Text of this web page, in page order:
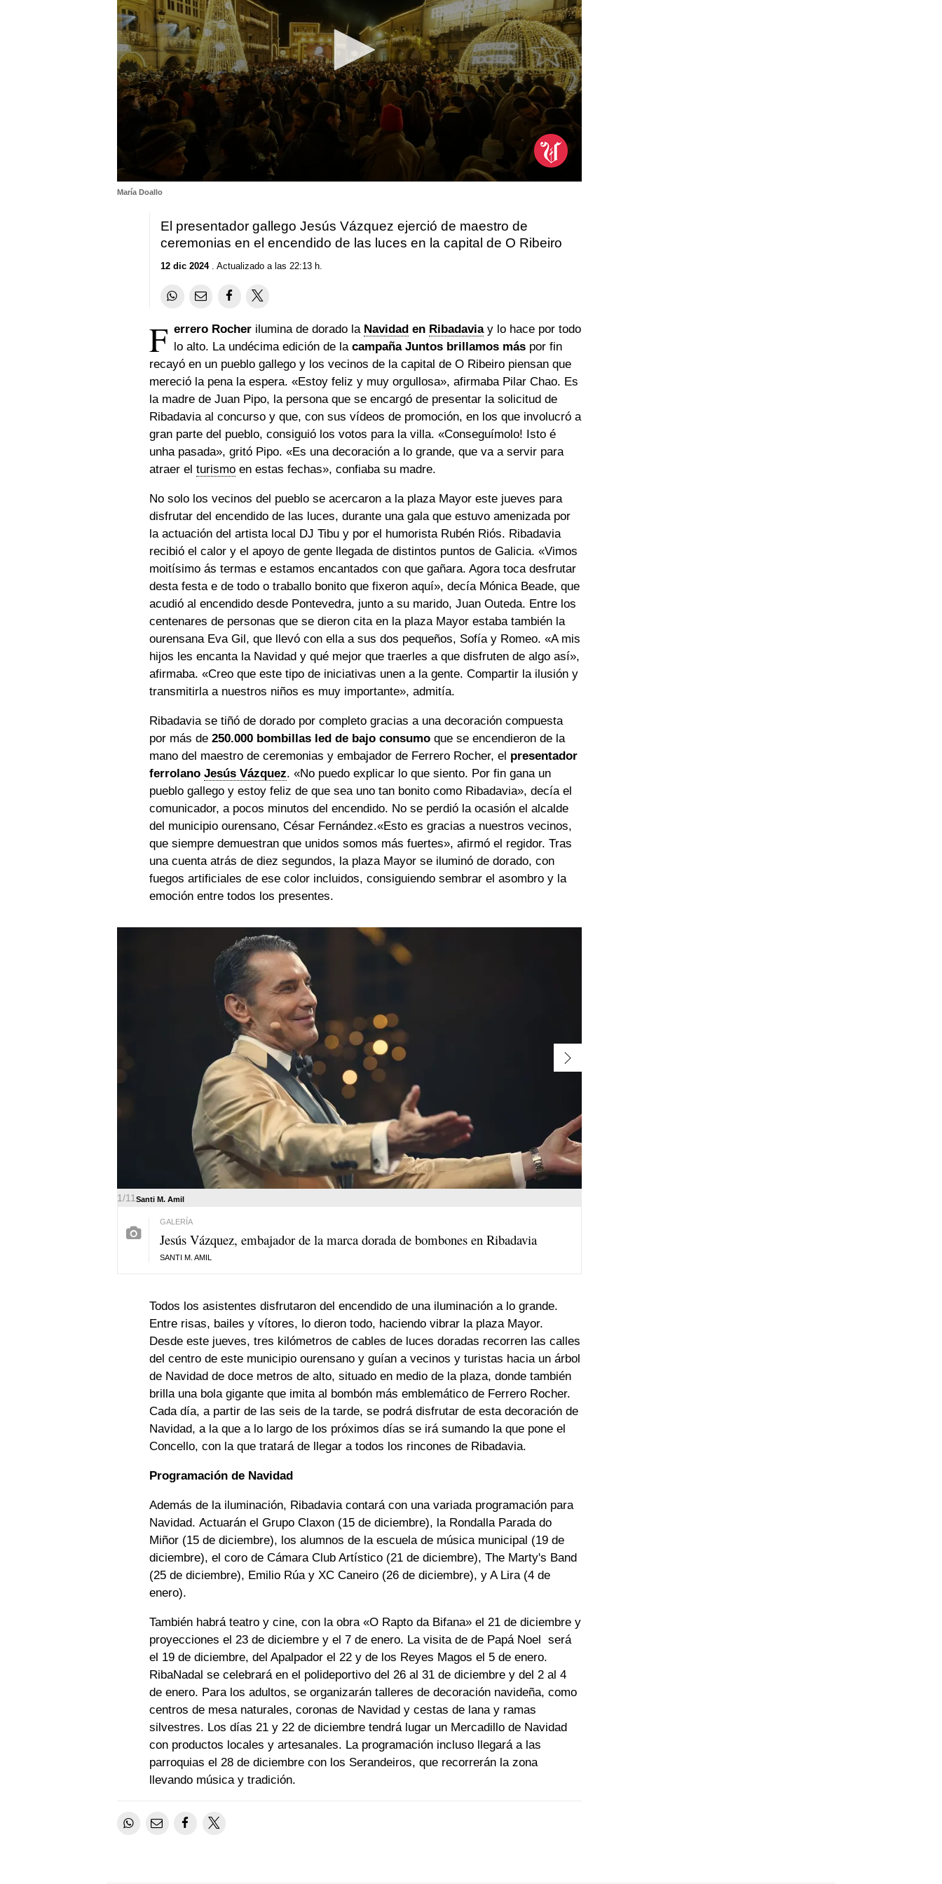
seconds
Volume
María Doallo
El presentador gallego Jesús Vázquez ejerció de maestro de
ceremonias en el encendido de las luces en la capital de O Ribeiro
12 dic 2024. Actualizado a las 22:13 h.
F errero Rocher ilumina de dorado la Navidad en Ribadavia y lo hace por todo
lo alto. La undécima edición de lacampaña Juntos brillamos más por fin
recayó en un pueblo gallego y los vecinos de la capital de O Ribeiro piensan que
mereció la pena la espera. «Estoy feliz y muy orgullosa», afirmaba Pilar Chao. Es
la madre de Juan Pipo, la persona que se encargó de presentar la solicitud de
Ribadavia al concurso y que, con sus vídeos de promoción, en los que involucró a
gran parte del pueblo, consiguió los votos para la villa. «Conseguímolo! Isto é
unha pasada», gritó Pipo. «Es una decoración a lo grande, que va a servir para
atraer elturismo en estas fechas», confiaba su madre.
No solo los vecinos del pueblo se acercaron a la plaza Mayor este jueves para
disfrutar del encendido de las luces, durante una gala que estuvo amenizada por
la actuación del artista local DJ Tibu y por el humorista Rubén Riós. Ribadavia
recibió el calor y el apoyo de gente llegada de distintos puntos de Galicia. «Vimos
moitísimo ás termas e estamos encantados con que gañara. Agora toca desfrutar
desta festa e de todo o traballo bonito que fixeron aquí», decía Mónica Beade, que
acudió al encendido desde Pontevedra, junto a su marido, Juan Outeda. Entre los
centenares de personas que se dieron cita en la plaza Mayor estaba también la
ourensana Eva Gil, que llevó con ella a sus dos pequeños, Sofía y Romeo. «A mis
hijos les encanta la Navidad y qué mejor que traerles a que disfruten de algo así»,
afirmaba. «Creo que este tipo de iniciativas unen a la gente. Compartir la ilusión y
transmitirla a nuestros niños es muy importante», admitía.
Ribadavia se tiñó de dorado por completo gracias a una decoración compuesta
por más de250.000 bombillas led de bajo consumo que se encendieron de la
mano del maestro de ceremonias y embajador de Ferrero Rocher, el presentador
ferrolanoJesús Vázquez. «No puedo explicar lo que siento. Por fin gana un
pueblo gallego y estoy feliz de que sea uno tan bonito como Ribadavia», decía el
comunicador, a pocos minutos del encendido. No se perdió la ocasión el alcalde
del municipio ourensano, César Fernández.«Esto es gracias a nuestros vecinos,
que siempre demuestran que unidos somos más fuertes», afirmó el regidor. Tras
una cuenta atrás de diez segundos, la plaza Mayor se iluminó de dorado, con
fuegos artificiales de ese color incluidos, consiguiendo sembrar el asombro y la
emoción entre todos los presentes.
1/11 Santi M. Amil
Jesús Vázquez, embajador de la marca dorada de bombones en Ribadavia
SANTI M. AMIL
Todos los asistentes disfrutaron del encendido de una iluminación a lo grande.
Entre risas, bailes y vítores, lo dieron todo, haciendo vibrar la plaza Mayor.
Desde este jueves, tres kilómetros de cables de luces doradas recorren las calles
del centro de este municipio ourensano y guían a vecinos y turistas hacia un árbol
de Navidad de doce metros de alto, situado en medio de la plaza, donde también
brilla una bola gigante que imita al bombón más emblemático de Ferrero Rocher.
Cada día, a partir de las seis de la tarde, se podrá disfrutar de esta decoración de
Navidad, a la que a lo largo de los próximos días se irá sumando la que pone el
Concello, con la que tratará de llegar a todos los rincones de Ribadavia.
Programación de Navidad
Además de la iluminación, Ribadavia contará con una variada programación para
Navidad. Actuarán el Grupo Claxon (15 de diciembre), la Rondalla Parada do
Miñor (15 de diciembre), los alumnos de la escuela de música municipal (19 de
diciembre), el coro de Cámara Club Artístico (21 de diciembre), The Marty's Band
(25 de diciembre), Emilio Rúa y XC Caneiro (26 de diciembre), y A Lira (4 de
enero).
También habrá teatro y cine, con la obra «O Rapto da Bifana» el 21 de diciembre y
proyecciones el 23 de diciembre y el 7 de enero. La visita de de Papá Noel será
el 19 de diciembre, del Apalpador el 22 y de los Reyes Magos el 5 de enero.
RibaNadal se celebrará en el polideportivo del 26 al 31 de diciembre y del 2 al 4
de enero. Para los adultos, se organizarán talleres de decoración navideña, como
centros de mesa naturales, coronas de Navidad y cestas de lana y ramas
silvestres. Los días 21 y 22 de diciembre tendrá lugar un Mercadillo de Navidad
con productos locales y artesanales. La programación incluso llegará a las
parroquias el 28 de diciembre con los Serandeiros, que recorrerán la zona
llevando música y tradición.